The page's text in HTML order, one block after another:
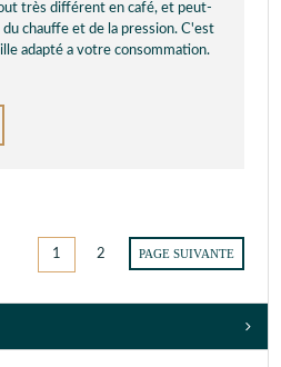
très différent en café, et peut-
chauffe et de la pression. C'est
adapté a votre consommation.
1 2 PAGE SUIVANTE